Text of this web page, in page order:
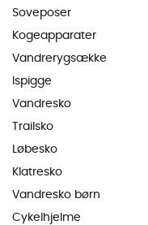
Soveposer
Kogeapparater
Vandrerygsække
Ispigge
Vandresko
Trailsko
Løbesko
Klatresko
Vandresko børn
Cykelhjelme